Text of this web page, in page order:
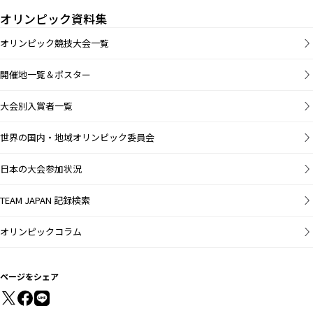
オリンピック資料集
オリンピック競技大会一覧
開催地一覧＆ポスター
大会別入賞者一覧
世界の国内・地域オリンピック委員会
日本の大会参加状況
TEAM JAPAN 記録検索
オリンピックコラム
ページをシェア